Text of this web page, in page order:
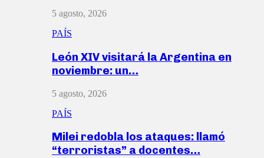
5 agosto, 2026
PAÍS
León XIV visitará la Argentina en
noviembre: un…
5 agosto, 2026
PAÍS
Milei redobla los ataques: llamó
“terroristas” a docentes…